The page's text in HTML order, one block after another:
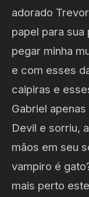
adorado
papel para sua
pegar minha
e com esses
caipiras e
Gabriel
Devil e sorriu,
mãos em seu
vampiro é
mais perto